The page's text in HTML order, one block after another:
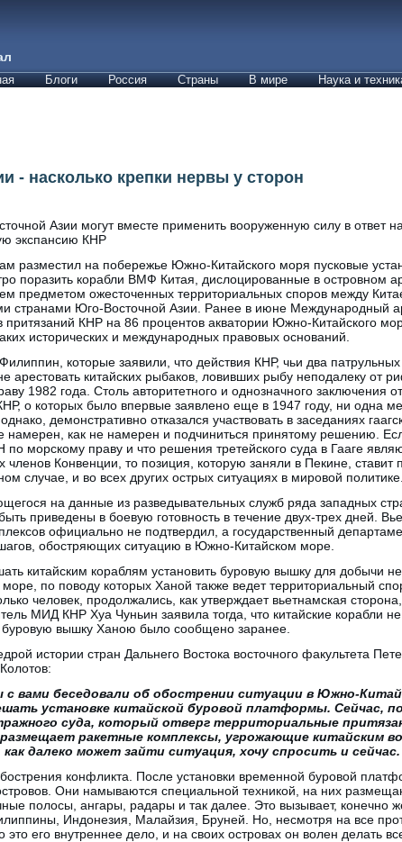
Блоги Россия Страны В мире Наука и
- насколько крепки нервы у сторон
Азии могут вместе применить вооруженную силу в ответ на
экспансию КНР
разместил на побережье Южно-Китайского моря пусковые
поразить корабли ВМФ Китая, дислоцированные в островном
предметом ожесточенных территориальных споров между
странами Юго-Восточной Азии. Ранее в июне Международный
притязаний КНР на 86 процентов акватории Южно-Китайского
исторических и международных правовых оснований.
которые заявили, что действия КНР, чьи два патрульных
китайских рыбаков, ловивших рыбу неподалеку от
1982 года. Столь авторитетного и однозначного заключения
о которых было впервые заявлено еще в 1947 году, ни одна
демонстративно отказался участвовать в заседаниях
намерен, как не намерен и подчиниться принятому решению.
морскому праву и что решения третейского суда в Гааге
Конвенции, то позиция, которую заняли в Пекине, ставит
случае, и во всех других острых ситуациях в мировой политике.
на данные из разведывательных служб ряда западных
приведены в боевую готовность в течение двух-трех дней.
официально не подтвердил, а государственный
обостряющих ситуацию в Южно-Китайском море.
китайским кораблям установить буровую вышку для добычи
по поводу которых Ханой также ведет территориальный
человек, продолжались, как утверждает вьетнамская
МИД КНР Хуа Чуньин заявила тогда, что китайские корабли
буровую вышку Ханою было сообщено заранее.
истории стран Дальнего Востока восточного факультета
вами беседовали об обострении ситуации в Южно-
установке китайской буровой платформы. Сейчас,
суда, который отверг территориальные
ракетные комплексы, угрожающие китайским
далеко может зайти ситуация, хочу спросить и сейчас.
конфликта. После установки временной буровой
Они намываются специальной техникой, на них
полосы, ангары, радары и так далее. Это вызывает, конечно
Индонезия, Малайзия, Бруней. Но, несмотря на все
его внутреннее дело, и на своих островах он волен делать